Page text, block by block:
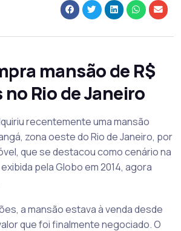
mansão de R$
no Rio de Janeiro
recentemente uma mansão
zona oeste do Rio de Janeiro, por
que se destacou como cenário na
exibida pela Globo em 2014, agora
a mansão estava à venda desde
que foi finalmente negociado. O